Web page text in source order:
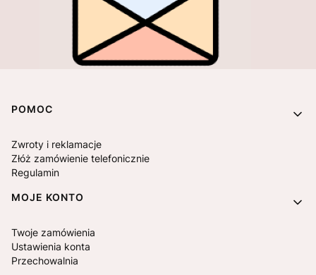
Linki w stopce
POMOC
Zwroty i reklamacje
Złóż zamówienie telefonicznie
Regulamin
MOJE KONTO
Twoje zamówienia
Ustawienia konta
Przechowalnia